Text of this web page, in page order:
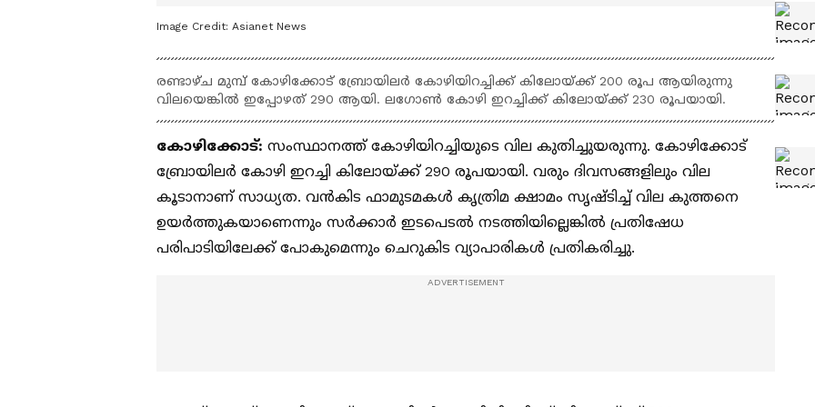
Image Credit: Asianet News
രണ്ടാഴ്ച മുമ്പ് കോഴിക്കോട് ബ്രോയിലര്‍ കോഴിയിറച്ചിക്ക് കിലോയ്ക്ക് 200 രൂപ ആയിരുന്നു
വിലയെങ്കില്‍ ഇപ്പോഴത് 290 ആയി. ലഗോണ്‍ കോഴി ഇറച്ചിക്ക് കിലോയ്ക്ക് 230 രൂപയായി.
കോഴിക്കോട്: സംസ്ഥാനത്ത് കോഴിയിറച്ചിയുടെ വില കുതിച്ചുയരുന്നു. കോഴിക്കോട്
ബ്രോയിലര്‍ കോഴി ഇറച്ചി കിലോയ്ക്ക് 290 രൂപയായി. വരും ദിവസങ്ങളിലും വില
കൂടാനാണ് സാധ്യത. വന്‍കിട ഫാമുടമകള്‍ കൃത്രിമ ക്ഷാമം സൃഷ്ടിച്ച് വില കുത്തനെ
ഉയര്‍ത്തുകയാണെന്നും സര്‍ക്കാര്‍ ഇടപെടല്‍ നടത്തിയില്ലെങ്കില്‍ പ്രതിഷേധ
പരിപാടിയിലേക്ക് പോകുമെന്നും ചെറുകിട വ്യാപാരികള്‍ പ്രതികരിച്ചു.